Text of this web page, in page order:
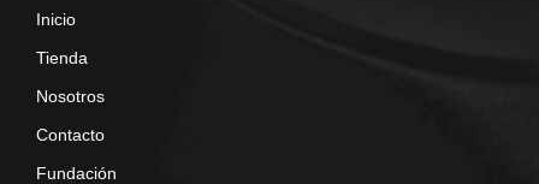
Inicio
Tienda
Nosotros
Contacto
Fundación